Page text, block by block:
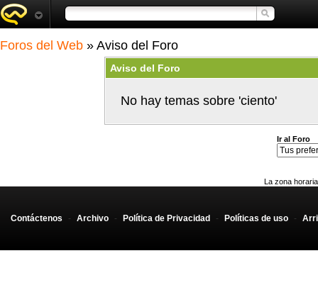
Foros del Web » Aviso del Foro
Aviso del Foro
No hay temas sobre 'ciento'
Ir al Foro
La zona
Contáctenos - Archivo - Política de Privacidad - Políticas de uso -